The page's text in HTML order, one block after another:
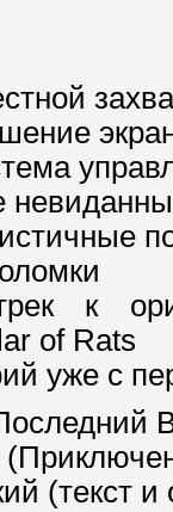
к
of Rats
уже с
(текст и